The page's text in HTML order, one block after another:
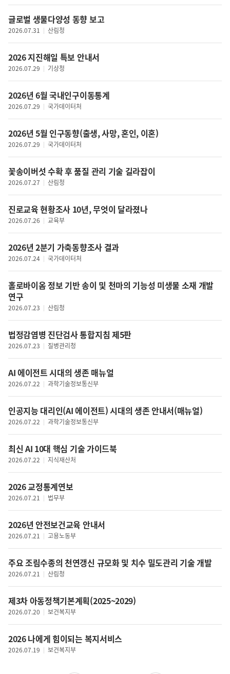
국제
경제일반
기업
금융
산업
국토개발·지역경제
통신·과학
사회일반
노동·고용
보건·위생
교육·입시
환경
문화일반
공연·예술
문화콘텐츠
관광
체육
외교
남북관계
농축수산
신재생에너지
주택/부동산
건설
물류/항만
지역경제
해양
과학정책일반
과학기술
민원
정부조직
법무
치안
해상안전
보훈
기타(사회일반)
임금
사회보장
국민연금
장애인
가족
아동청소년
보육
사회서비스
글로벌 생물다양성 동향 보고
2026.07.31 산림청
2026 지진해일 특보 안내서
2026.07.29 기상청
2026년 6월 국내인구이동통계
2026.07.29 국가데이터처
2026년 5월 인구동향(출생, 사망, 혼인, 이혼)
2026.07.29 국가데이터처
꽃송이버섯 수확 후 품질 관리 기술 길라잡이
2026.07.27 산림청
진로교육 현황조사 10년, 무엇이 달라졌나
2026.07.26 교육부
2026년 2분기 가축동향조사 결과
2026.07.24 국가데이터처
홀로바이옴 정보 기반 송이 및 천마의 기능성 미생물 소재 개발
연구
2026.07.23 산림청
법정감염병 진단검사 통합지침 제5판
2026.07.23 질병관리청
AI 에이전트 시대의 생존 매뉴얼
2026.07.22 과학기술정보통신부
인공지능 대리인(AI 에이전트) 시대의 생존 안내서(매뉴얼)
2026.07.22 과학기술정보통신부
최신 AI 10대 핵심 기술 가이드북
2026.07.22 지식재산처
2026 교정통계연보
2026.07.21 법무부
2026년 안전보건교육 안내서
2026.07.21 고용노동부
주요 조림수종의 천연갱신 규모화 및 치수 밀도관리 기술 개발
2026.07.21 산림청
제3차 아동정책기본계획(2025~2029)
2026.07.20 보건복지부
2026 나에게 힘이되는 복지서비스
2026.07.19 보건복지부